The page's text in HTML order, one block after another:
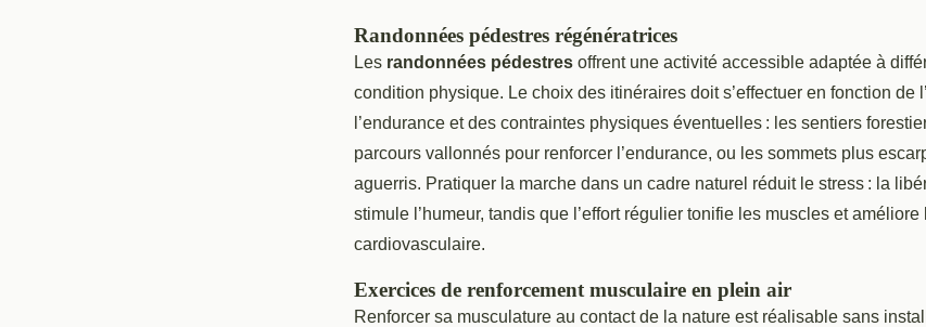
Randonnées pédestres régénératrices
Les randonnées pédestres offrent une activité accessible adaptée à
condition physique. Le choix des itinéraires doit s’effectuer en fonction de
l’endurance et des contraintes physiques éventuelles : les sentiers
parcours vallonnés pour renforcer l’endurance, ou les sommets plus
aguerris. Pratiquer la marche dans un cadre naturel réduit le stress : la
stimule l’humeur, tandis que l’effort régulier tonifie les muscles et améliore
cardiovasculaire.
Exercices de renforcement musculaire en plein air
Renforcer sa musculature au contact de la nature est réalisable sans